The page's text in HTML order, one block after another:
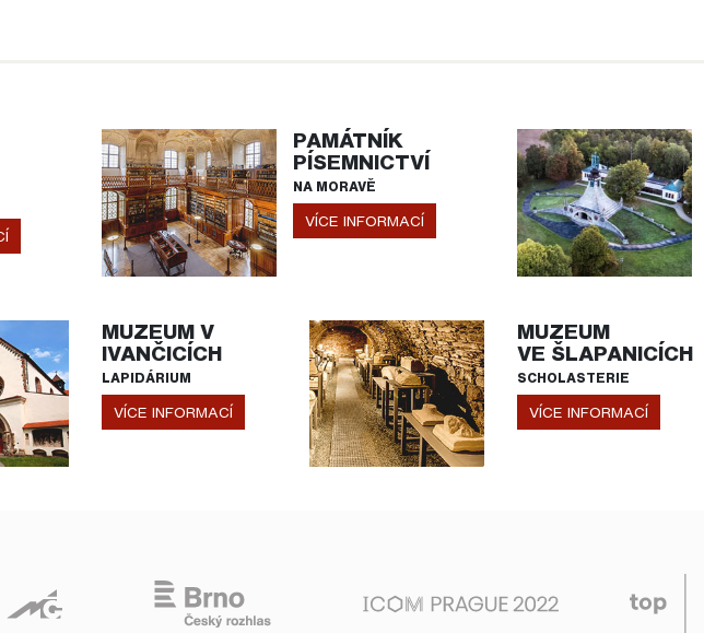
PAMÁTNÍK
PÍSEMNICTVÍ
NA MORAVĚ
VÍCE INFORMACÍ
MUZEUM V
IVANČICÍCH
LAPIDÁRIUM
VÍCE INFORMACÍ
MUZEUM
VE ŠLAPANICÍCH
SCHOLASTERIE
VÍCE INFORMACÍ